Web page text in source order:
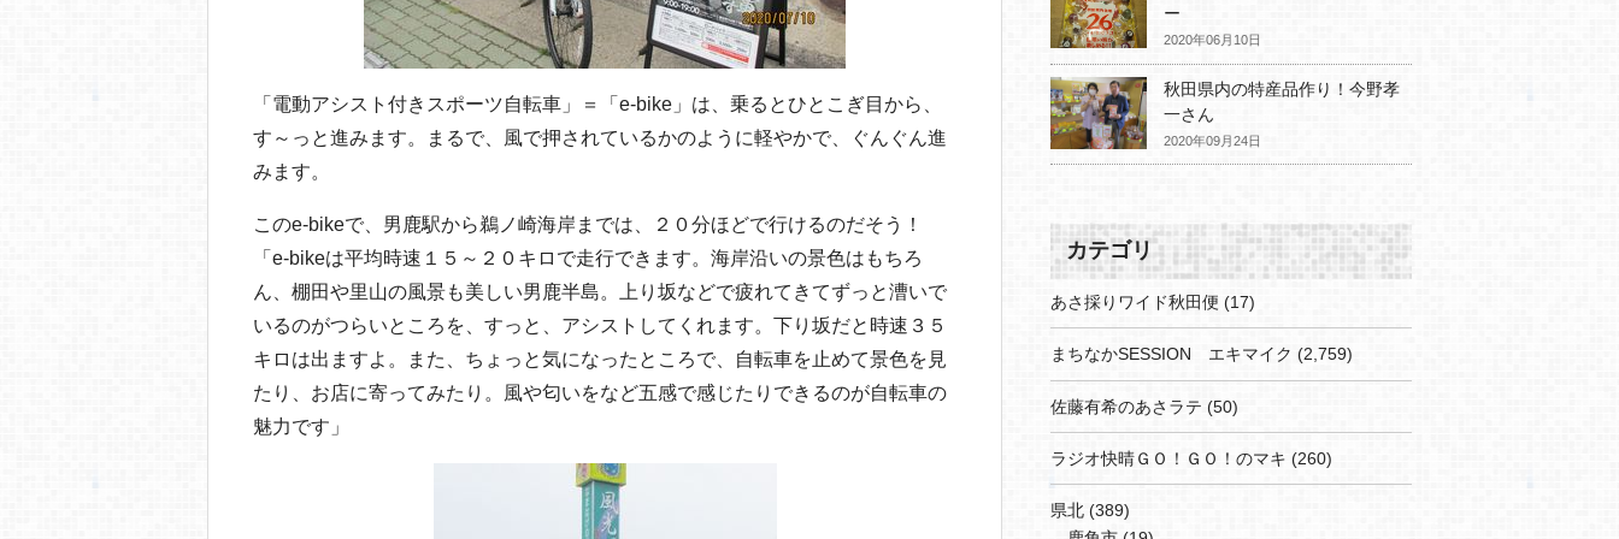
「電動アシスト付きスポーツ自転車」＝「e-bike」は、乗るとひとこぎ目から、
す～っと進みます。まるで、風で押されているかのように軽やかで、ぐんぐん進
みます。
このe-bikeで、男鹿駅から鵜ノ崎海岸までは、２０分ほどで行けるのだそう！
「e-bikeは平均時速１５～２０キロで走行できます。海岸沿いの景色はもちろ
ん、棚田や里山の風景も美しい男鹿半島。上り坂などで疲れてきてずっと漕いで
いるのがつらいところを、すっと、アシストしてくれます。下り坂だと時速３５
キロは出ますよ。また、ちょっと気になったところで、自転車を止めて景色を見
たり、お店に寄ってみたり。風や匂いをなど五感で感じたりできるのが自転車の
魅力です」
ー
2020年06月10日
秋田県内の特産品作り！今野孝
一さん
2020年09月24日
カテゴリ
あさ採りワイド秋田便 (17)
まちなかSESSION エキマイク (2,759)
佐藤有希のあさラテ (50)
ラジオ快晴ＧＯ！ＧＯ！のマキ (260)
県北 (389)